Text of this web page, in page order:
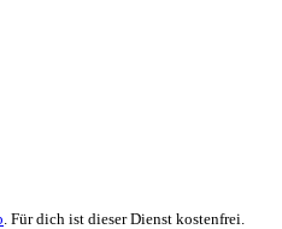
. Für dich ist dieser Dienst kostenfrei.